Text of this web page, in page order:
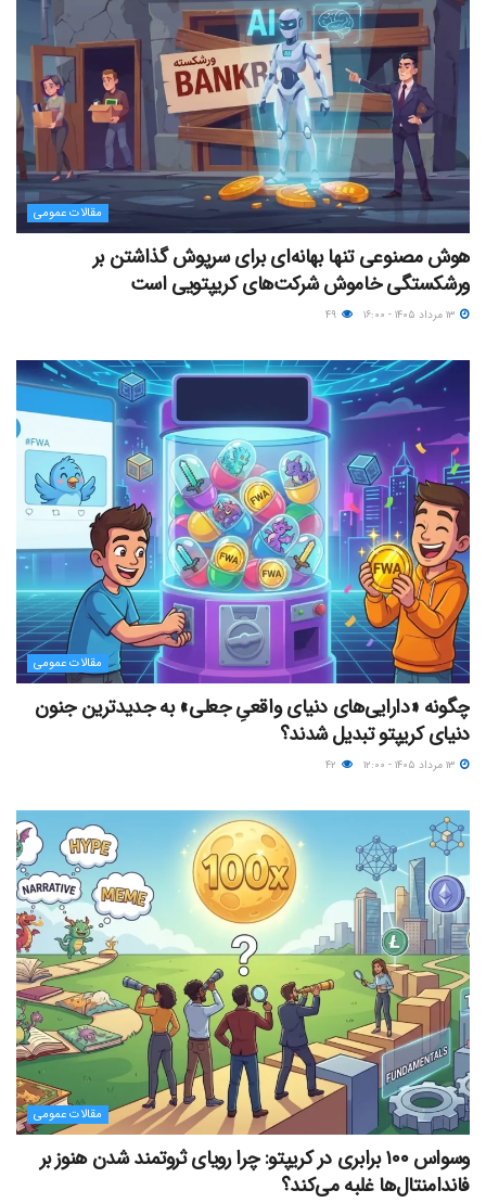
مقالات عمومی
هوش مصنوعی تنها بهانه‌ای برای سرپوش گذاشتن بر
ورشکستگی خاموش شرکت‌های کریپتویی است
مقالات عمومی
چگونه «دارایی‌های دنیای واقعیِ جعلی» به جدیدترین جنون
دنیای کریپتو تبدیل شدند؟
مقالات عمومی
وسواس ۱۰۰ برابری در کریپتو: چرا رویای ثروتمند شدن هنوز بر
فاندامنتال‌ها غلبه می‌کند؟